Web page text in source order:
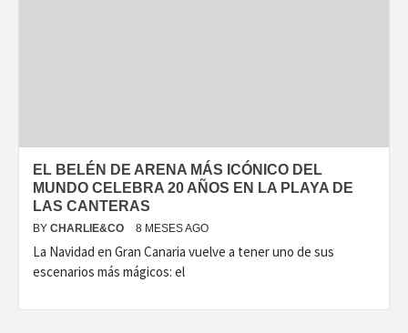
EL BELÉN DE ARENA MÁS ICÓNICO DEL
MUNDO CELEBRA 20 AÑOS EN LA PLAYA DE
LAS CANTERAS
BY CHARLIE&CO 8 MESES AGO
La Navidad en Gran Canaria vuelve a tener uno de sus
escenarios más mágicos: el